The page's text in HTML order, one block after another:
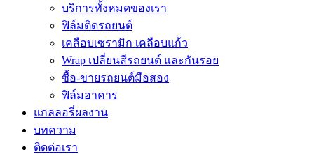
บริการทั้งหมดของเรา
ฟิล์มติดรถยนต์
เคลือบเซรามิก เคลือบแก้ว
Wrap เปลี่ยนสีรถยนต์ และกันรอย
ซื้อ-ขายรถยนต์มือสอง
ฟิล์มอาคาร
แกลลอรี่ผลงาน
บทความ
ติดต่อเรา